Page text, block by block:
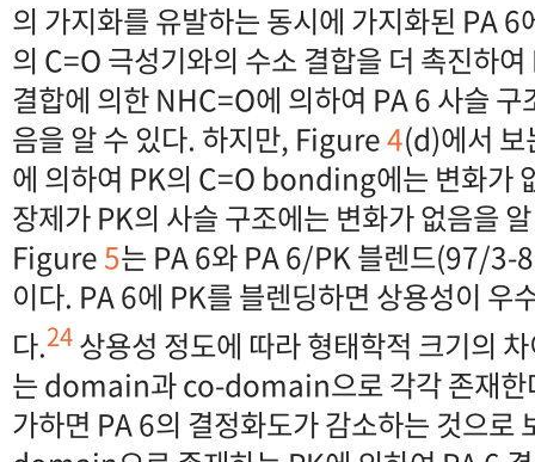
의 가지화를 유발하는 동시에 가지화된 PA
의 C=O 극성기와의 수소 결합을 더 촉진하
결합에 의한 NHC=O에 의하여 PA 6 사슬 구
음을 알 수 있다. 하지만, Figure4(d)에서 보
에 의하여 PK의 C=O bonding에는 변화가
장제가 PK의 사슬 구조에는 변화가 없음을
Figure5는 PA 6와 PA 6/PK 블렌드(97/3-
이다. PA 6에 PK를 블렌딩하면 상용성이 우
다.24상용성 정도에 따라 형태학적 크기의
는 domain과 co-domain으로 각각 존재
가하면 PA 6의 결정화도가 감소하는 것으로